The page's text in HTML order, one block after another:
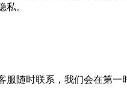
私。
服随时联系，我们会在第一